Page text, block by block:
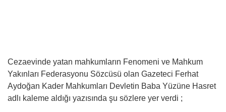
Cezaevinde yatan mahkumların Fenomeni ve Mahkum
Yakınları Federasyonu Sözcüsü olan Gazeteci Ferhat
Aydoğan Kader Mahkumları Devletin Baba Yüzüne Hasret
adlı kaleme aldığı yazısında şu sözlere yer verdi ;